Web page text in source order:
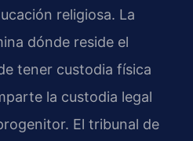
religiosa. La
dónde reside el
tener custodia física
la custodia legal
El tribunal de